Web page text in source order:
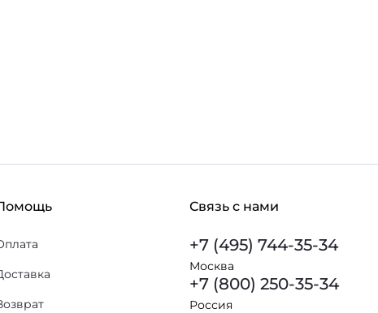
Связь с нами
+7 (495) 744-35-34
Москва
+7 (800) 250-35-34
Россия